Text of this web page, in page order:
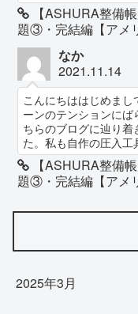
【ASHURA整備
題③・完結編【アメ
なか
2021.11.14
こんにちははじめま
ーンのテンションにば
ちらのブログに辿り
た。私も自作の圧入
【ASHURA整備
題③・完結編【アメ
2025年3月